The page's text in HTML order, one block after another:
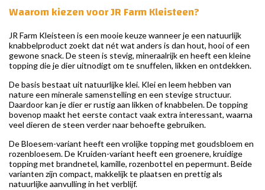
Waarom kiezen voor JR Farm Kleisteen?
JR Farm Kleisteen is een mooie keuze wanneer je een natuurlijk
knabbelproduct zoekt dat nét wat anders is dan hout, hooi of een
gewone snack. De steen is stevig, mineraalrijk en heeft een kleine
topping die je dier uitnodigt om te snuffelen, likken en ontdekken.
De basis bestaat uit natuurlijke klei. Klei en leem hebben van
nature een minerale samenstelling en een stevige structuur.
Daardoor kan je dier er rustig aan likken of knabbelen. De topping
bovenop maakt het eerste contact vaak extra interessant, waarna
veel dieren de steen verder naar behoefte gebruiken.
De Bloesem-variant heeft een vrolijke topping met goudsbloem en
rozenbloesem. De Kruiden-variant heeft een groenere, kruidige
topping met brandnetel, kamille, rozenbottel en pepermunt. Beide
varianten zijn compact, makkelijk te plaatsen en prettig als
natuurlijke aanvulling in het verblijf.